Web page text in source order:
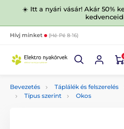
☀️ Itt a nyári vásár! Akár 50%
Hívj minket (Hé-Pé 8-16)
Bevezetés Táplálék és felszerelés
Típus szerint
Okos